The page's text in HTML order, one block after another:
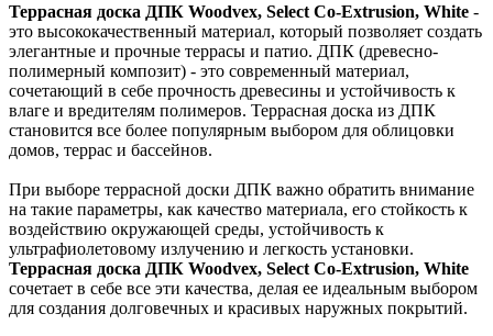
Террасная доска ДПК Woodvex, Select Co-Extrusion, White -
это высококачественный материал, который позволяет создать
элегантные и прочные террасы и патио. ДПК (древесно-
полимерный композит) - это современный материал,
сочетающий в себе прочность древесины и устойчивость к
влаге и вредителям полимеров. Террасная доска из ДПК
становится все более популярным выбором для облицовки
домов, террас и бассейнов.
При выборе террасной доски ДПК важно обратить внимание
на такие параметры, как качество материала, его стойкость к
воздействию окружающей среды, устойчивость к
ультрафиолетовому излучению и легкость установки.
Террасная доска ДПК Woodvex, Select Co-Extrusion, White
сочетает в себе все эти качества, делая ее идеальным выбором
для создания долговечных и красивых наружных покрытий.